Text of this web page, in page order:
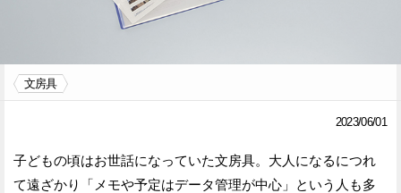
ウートピとは？
ェ
文房具
2023/06/01
子どもの頃はお世話になっていた文房具。大人になるにつれ
て遠ざかり「メモや予定はデータ管理が中心」という人も多